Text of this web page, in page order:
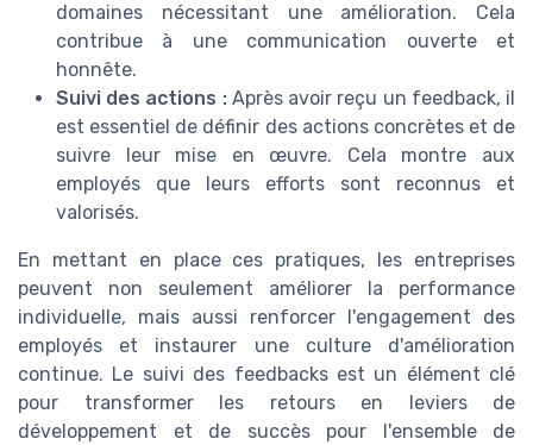
domaines nécessitant une amélioration. Cela
contribue à une communication ouverte et
honnête.
Suivi des actions :Après avoir reçu un feedback, il
est essentiel de définir des actions concrètes et de
suivre leur mise en œuvre. Cela montre aux
employés que leurs efforts sont reconnus et
valorisés.
En mettant en place ces pratiques, les entreprises
peuvent non seulement améliorer la performance
individuelle, mais aussi renforcer l'engagement des
employés et instaurer une culture d'amélioration
continue. Le suivi des feedbacks est un élément clé
pour transformer les retours en leviers de
développement et de succès pour l'ensemble de